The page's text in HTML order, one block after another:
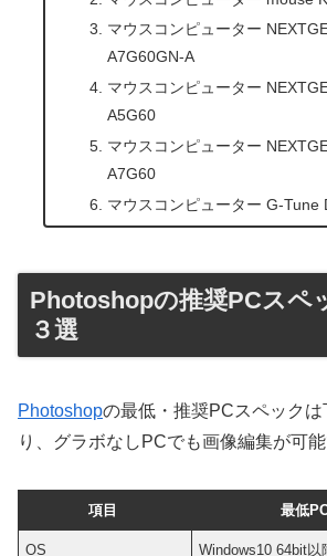
マウスコンピューター
A7G60GN-A
マウスコンピューター
A5G60
マウスコンピューター
A7G60
マウスコンピューター G-Tune
Photoshopの推奨PCスペ
３選
Photoshopの最低・推奨PCスペック
り、グラボなしPCでも画像編集が可能
項目 最低
OS Windows10 64bit以